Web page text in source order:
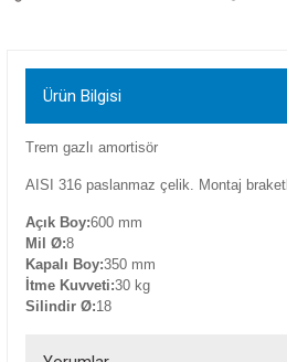
Ürün Bilgisi
Trem gazlı amortisör
AISI 316 paslanmaz çelik. Montaj
Açık Boy:600 mm
Mil Ø:8
Kapalı Boy:350 mm
İtme Kuvveti:30 kg
Silindir Ø:18